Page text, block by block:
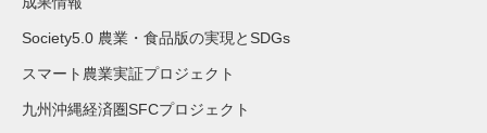
Society5.0 農業・食品版の実現とSDGs
スマート農業実証プロジェクト
九州沖縄経済圏SFCプロジェクト